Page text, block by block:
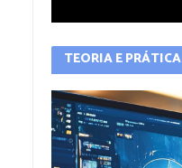
TEORIA E PRÁTICA